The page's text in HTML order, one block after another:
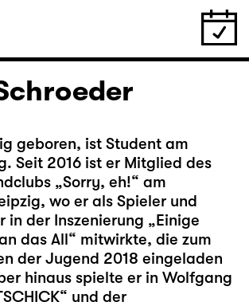
geboren, ist Student am
Seit 2016 ist er Mitglied des
„Sorry, eh!“ am
wo er als Spieler und
in der Inszenierung „Einige
das All“ mitwirkte, die zum
der Jugend 2018 eingeladen
hinaus spielte er in Wolfgang
und der